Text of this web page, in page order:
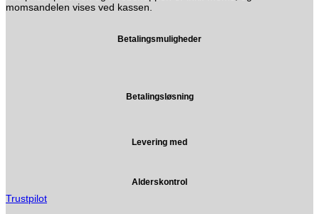
momsandelen vises ved kassen.
Betalingsmuligheder
Betalingsløsning
Levering med
Alderskontrol
Trustpilot